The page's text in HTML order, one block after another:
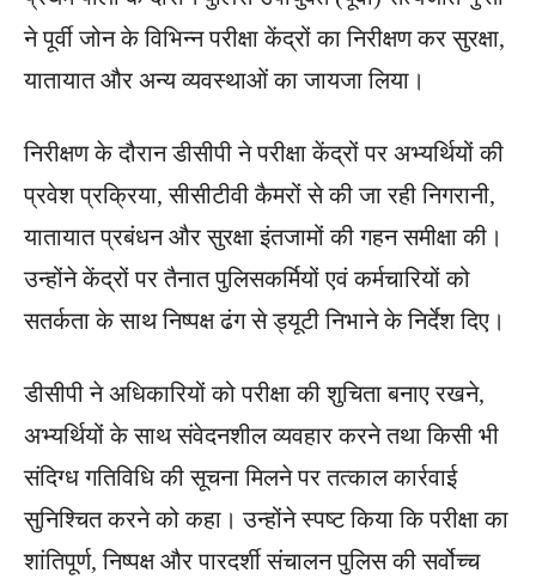
ने पूर्वी जोन के विभिन्न परीक्षा केंद्रों का निरीक्षण कर सुरक्षा,
यातायात और अन्य व्यवस्थाओं का जायजा लिया।
निरीक्षण के दौरान डीसीपी ने परीक्षा केंद्रों पर अभ्यर्थियों की
प्रवेश प्रक्रिया, सीसीटीवी कैमरों से की जा रही निगरानी,
यातायात प्रबंधन और सुरक्षा इंतजामों की गहन समीक्षा की।
उन्होंने केंद्रों पर तैनात पुलिसकर्मियों एवं कर्मचारियों को
सतर्कता के साथ निष्पक्ष ढंग से ड्यूटी निभाने के निर्देश दिए।
डीसीपी ने अधिकारियों को परीक्षा की शुचिता बनाए रखने,
अभ्यर्थियों के साथ संवेदनशील व्यवहार करने तथा किसी भी
संदिग्ध गतिविधि की सूचना मिलने पर तत्काल कार्रवाई
सुनिश्चित करने को कहा। उन्होंने स्पष्ट किया कि परीक्षा का
शांतिपूर्ण, निष्पक्ष और पारदर्शी संचालन पुलिस की सर्वोच्च